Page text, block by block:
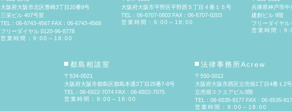
大阪府大阪市北区豊崎3丁目20番9号
三栄ビル 407号室
TEL：06-6743-4567 FAX：06-6743-4568
フリーダイヤル 0120-96-8778
営業時間：9:00～18:00
大阪府大阪市平野区平野西５丁目４番１５号
TEL：06-6707-0803 FAX：06-6707-0203
営業時間：9:00～18:00
兵庫県神戸市中
建創ビル 9階
フリーダイヤル
営業時間：
都島相談室
〒534-0021
大阪府大阪市都島区都島本通3丁目25番7-8号
TEL：06-6922-7074 FAX：06-6922-7075
営業時間：9:00～18:00
法律事務所Acrew
〒550-0012
大阪府大阪市西区立売堀1丁目4番１2号
立売堀スクエアビル3階
TEL：06-6535-8177 FAX：06-6535-
営業時間：9:00～18:00